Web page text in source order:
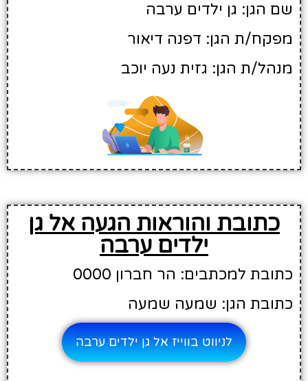
שם הגן: גן ילדים ערבה
מפקח/ת הגן: דפנה דיאור
מנהל/ת הגן: גזית נעה יוכב
כתובת והוראות הגעה אל גן
ילדים ערבה
כתובת למכתבים: הר חברון 0000
כתובת הגן: שמעה שמעה
לניווט בווייז אל גן ילדים ערבה